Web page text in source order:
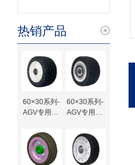
热销产品
60×30系列-
AGV专用橡
槽待加工
60×30系列-
AGV专用橡